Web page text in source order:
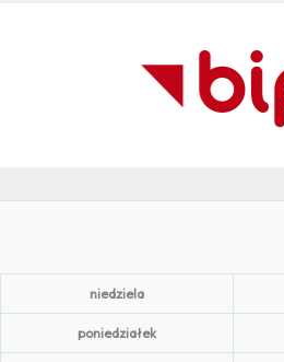
niedziela
poniedziałek